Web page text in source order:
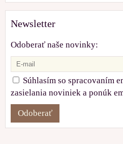
Newsletter
Odoberať naše novinky:
Súhlasím so spracovaním
zasielania noviniek a ponúk
Odoberať